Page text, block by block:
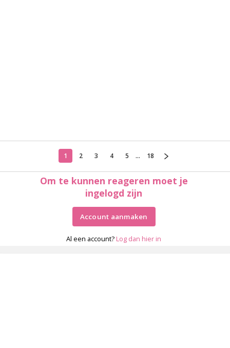
1 2 3 4 5 ... 18
Om te kunnen reageren moet je
ingelogd zijn
Account aanmaken
Al een account? Log dan hier in